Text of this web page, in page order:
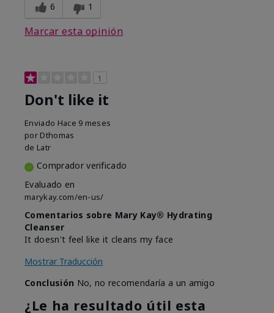
6 1
Marcar esta opinión
1
Don't like it
Enviado Hace 9 meses
por Dthomas
de Latr
Comprador verificado
Evaluado en
marykay.com/en-us/
Comentarios sobre Mary Kay® Hydrating
Cleanser
It doesn't feel like it cleans my face
Mostrar Traducción
Conclusión No, no recomendaría a un amigo
¿Le ha resultado útil esta